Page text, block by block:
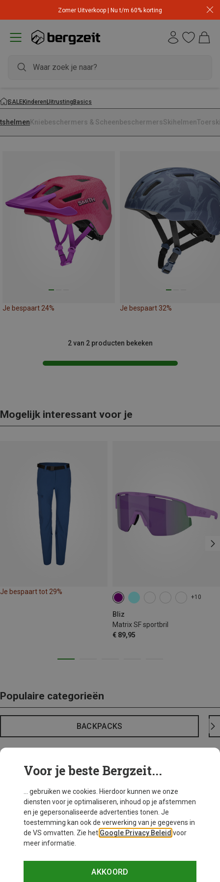
Zomer Uitverkoop | Nu t/m 60% korting
SALEKinderenUitrustingBasics
Kniebeschermers & ScheenbeschermersSkihelmen
Je bespaart 24% Je bespaart 32%
2 van 2 producten bekeken
Mogelijk interessant voor je
Je bespaart tot 29%
+10
Bliz
Matrix SF sportbril
€ 89,95
Populaire categorieën
BACKPACKS
Voor je beste Bergzeit...
... gebruiken we cookies. Hierdoor kunnen we onze
diensten voor je optimaliseren, inhoud op je afstemmen
en je gepersonaliseerde advertenties tonen. Je
toestemming kan ook de verwerking van je gegevens in
de VS omvatten. Zie het Google Privacy Beleid voor
meer informatie.
AKKOORD